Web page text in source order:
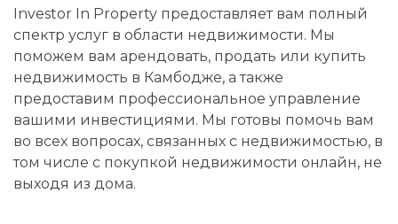
Investor In Property предоставляет вам полный
спектр услуг в области недвижимости. Мы
поможем вам арендовать, продать или купить
недвижимость в Камбодже, а также
предоставим профессиональное управление
вашими инвестициями. Мы готовы помочь вам
во всех вопросах, связанных с недвижимостью, в
том числе с покупкой недвижимости онлайн, не
выходя из дома.